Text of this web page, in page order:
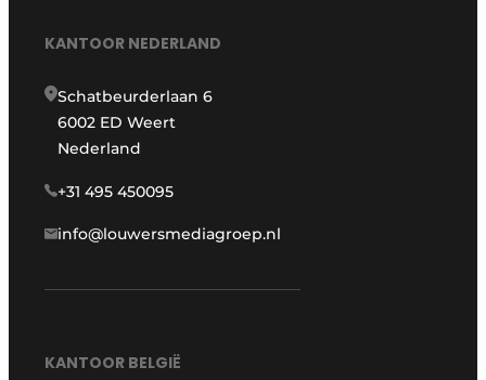
KANTOOR NEDERLAND
Schatbeurderlaan 6
6002 ED Weert
Nederland
+31 495 450095
info@louwersmediagroep.nl
KANTOOR BELGIË